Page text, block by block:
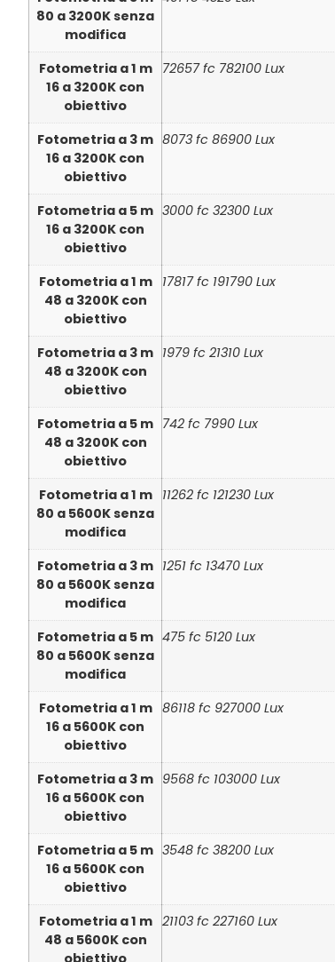
80 a 3200K senza
modifica
Fotometria a 1 m
16 a 3200K con
obiettivo
72657 fc 782100 Lux
Fotometria a 3 m
16 a 3200K con
obiettivo
8073 fc 86900 Lux
Fotometria a 5 m
16 a 3200K con
obiettivo
3000 fc 32300 Lux
Fotometria a 1 m
48 a 3200K con
obiettivo
17817 fc 191790 Lux
Fotometria a 3 m
48 a 3200K con
obiettivo
1979 fc 21310 Lux
Fotometria a 5 m
48 a 3200K con
obiettivo
742 fc 7990 Lux
Fotometria a 1 m
80 a 5600K senza
modifica
11262 fc 121230 Lux
Fotometria a 3 m
80 a 5600K senza
modifica
1251 fc 13470 Lux
Fotometria a 5 m
80 a 5600K senza
modifica
475 fc 5120 Lux
Fotometria a 1 m
16 a 5600K con
obiettivo
86118 fc 927000 Lux
Fotometria a 3 m
16 a 5600K con
obiettivo
9568 fc 103000 Lux
Fotometria a 5 m
16 a 5600K con
obiettivo
3548 fc 38200 Lux
Fotometria a 1 m
48 a 5600K con
obiettivo
21103 fc 227160 Lux